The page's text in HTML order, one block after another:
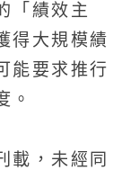
「績效主
得大規模績
能要求推行
。
載，未經同